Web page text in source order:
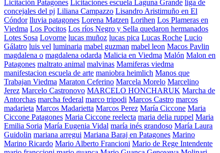
Licitación Patagones Licitaciones escuela Laguna Grande liga de
concejales del pj Liliana Campazzo Lisandro Aristimuño en El
Cóndor lluvia patagones Lorena Matzen Lorihen Los Plameras en
Viedma Los Pocitos Los ríos Negro y Sella quedaron hermanados
Lotes Sosa Lovorne lucas muñoz lucas pica Lucas Roche Lucio
Gálatro luis vel luminaria mabel guzman mabel leon Macos Pavlin
magdalena o magdalena odarda Malicia en Viedma Malón Malon en
Patagones maltrato animal malvinas Mamiferas viedma
manifestacion escuela de arte maniobra heimlich Manos que
Trabajan Viedma Maraton Ceferino Marcela Morelo Marcelino
Jerez Marcelo Castronovo MARCELO HONCHARUK Marcha de
Antorchas marcha federal marco tripodi Marcos Castro marcos
madarieta Marcos Madarietta Marcos Perez María Ciccone Maria
Ciccone Patagones Maria Ciccone reelecta maria delia ruppel Maria
Emilia Soria María Eugenia Vidal maría inés grandoso María Laura
Guidolin mariana arregui Mariana Baraj en Patagones Marino
Marino Ricardo Mario Alberto Francioni Mario de Rege Intendente